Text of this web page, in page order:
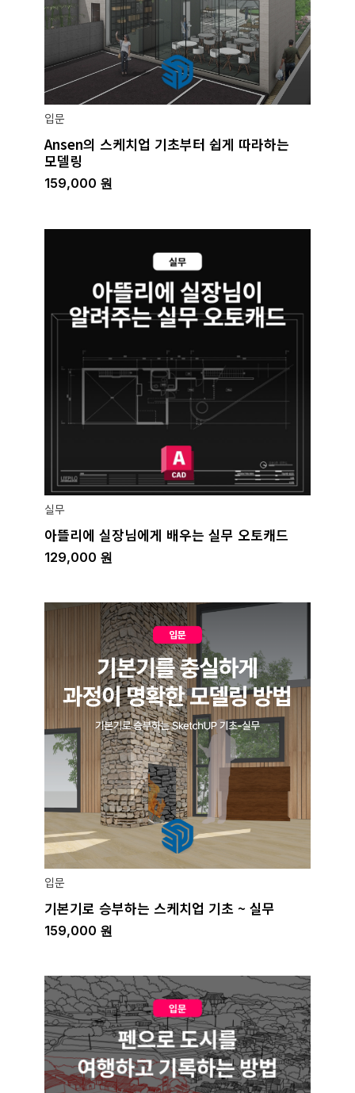
입문
Ansen의 스케치업 기초부터 쉽게 따라하는
모델링
159,000 원
실무
아뜰리에 실장님에게 배우는 실무 오토캐드
129,000 원
입문
기본기로 승부하는 스케치업 기초 ~ 실무
159,000 원